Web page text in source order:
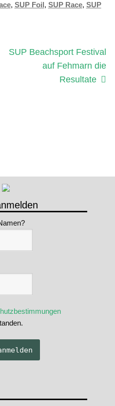
, SUP Foil, SUP Race, SUP
Nächster
SUP Beachsport Festival
auf Fehmarn die
Resultate